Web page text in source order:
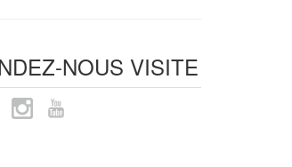
NOUS VISITE